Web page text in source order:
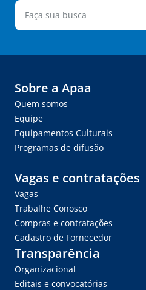
Sobre a Apaa
Quem somos
Equipe
Equipamentos Culturais
Programas de difusão
Vagas e contratações
Vagas
Trabalhe Conosco
Compras e contratações
Cadastro de Fornecedor
Transparência
Organizacional
Editais e convocatórias